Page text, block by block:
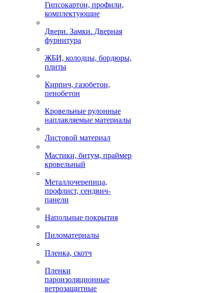
Гипсокартон, профили,
комплектующие
Двери. Замки. Дверная
фурнитура
ЖБИ, колодцы, бордюры,
плиты
Кирпич, газобетон,
пенобетон
Кровельные рулонные
наплавляемые материалы
Листовой материал
Мастики, битум, праймер
кровельный
Металлочерепица,
профлист, сендвич-
панели
Напольные покрытия
Пиломатериалы
Пленка, скотч
Пленки
пароизоляционные
ветрозащитные